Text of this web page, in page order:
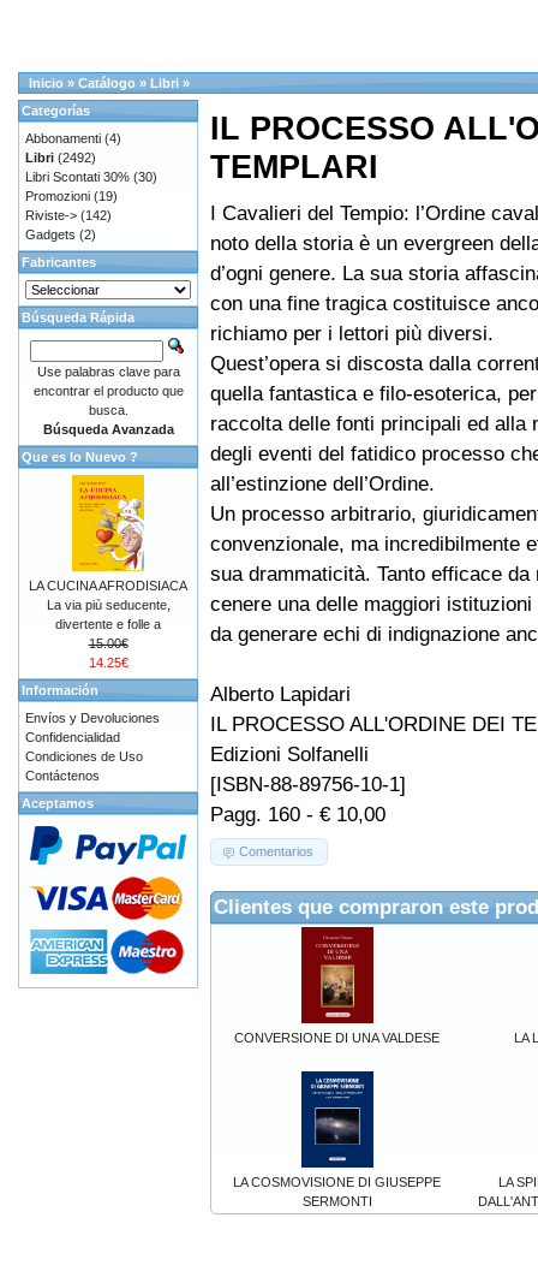
Inicio » Catálogo » Libri »
IL PROCESSO
TEMPLARI
I Cavalieri del Tempio: l’Ordine
noto della storia è un evergreen
d’ogni genere. La sua storia
con una fine tragica costituisce
richiamo per i lettori più diversi.
Quest’opera si discosta dalla
quella fantastica e filo-esoterica,
raccolta delle fonti principali ed alla
degli eventi del fatidico processo
all’estinzione dell’Ordine.
Un processo arbitrario,
convenzionale, ma incredibilmente
sua drammaticità. Tanto efficace da
cenere una delle maggiori
da generare echi di indignazione
Alberto Lapidari
IL PROCESSO ALL'ORDINE DEI
Edizioni Solfanelli
[ISBN-88-89756-10-1]
Pagg. 160 - € 10,00
Comentarios
Clientes que compraron este
CONVERSIONE DI UNA VALDESE LA
LA COSMOVISIONE DI GIUSEPPE
SERMONTI
LA
Categorías
Abbonamenti (4)
Libri (2492)
Libri Scontati 30% (30)
Promozioni (19)
Riviste-> (142)
Gadgets (2)
Fabricantes
Búsqueda Rápida
Use palabras clave para
encontrar el producto que
busca.
Búsqueda Avanzada
Que es lo Nuevo ?
LA CUCINA AFRODISIACA
La via più seducente,
divertente e folle a
15.00€
14.25€
Información
Envíos y Devoluciones
Confidencialidad
Condiciones de Uso
Contáctenos
Aceptamos